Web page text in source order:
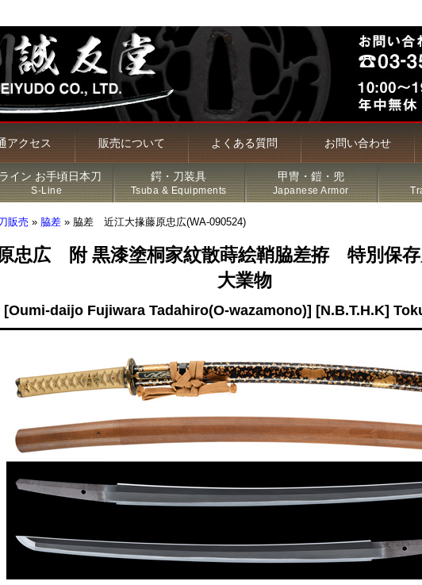
アクセス 販売について よくある質問 お問い合わせ
古名刀
参考資料
研磨・諸工作
イン お手頃日本刀
S-Line
鍔・刀装具
Tsuba & Equipments
甲冑・鎧・兜
Japanese Armor
販売 » 脇差 » 脇差 近江大掾藤原忠広(WA-090524)
忠広 附 黒漆塗桐家紋散蒔絵鞘脇差拵 特別保
大業物
[Oumi-daijo Fujiwara Tadahiro(O-wazamono)] [N.B.T.H.K]